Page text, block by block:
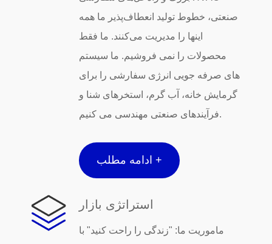
صنعتی، خطوط تولید انعطاف‌پذیر ما همه
اینها را مدیریت می‌کنند. ما فقط
محصولات را نمی فروشیم. ما سیستم
های صرفه جویی انرژی سفارشی را برای
گرمایش خانه، آب گرم، استخرهای شنا و
فرآیندهای صنعتی مهندسی می کنیم.
ادامه مطلب +
استراتژی بازار
ماموریت ما: "زندگی را راحت کنید" با